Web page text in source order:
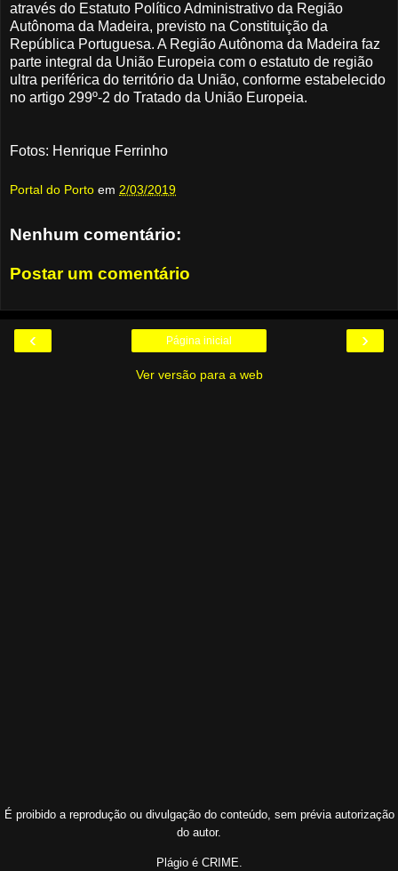
através do Estatuto Político Administrativo da Região
Autônoma da Madeira, previsto na Constituição da
República Portuguesa. A Região Autônoma da Madeira faz
parte integral da União Europeia com o estatuto de região
ultra periférica do território da União, conforme estabelecido
no artigo 299º-2 do Tratado da União Europeia.
Fotos: Henrique Ferrinho
Portal do Porto em 2/03/2019
Nenhum comentário:
Postar um comentário
‹ ›
Página inicial
Ver versão para a web
É proibido a reprodução ou divulgação do conteúdo, sem prévia autorização
do autor.
Plágio é CRIME.